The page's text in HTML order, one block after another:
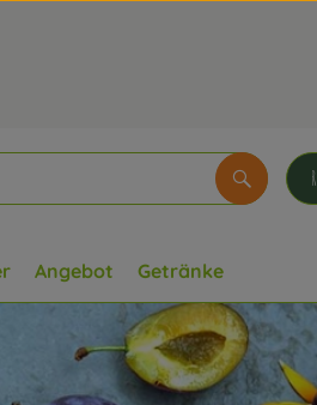
Suchen
Angebot Getränke